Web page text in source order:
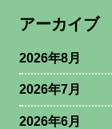
アーカイブ
2026年8月
2026年7月
2026年6月